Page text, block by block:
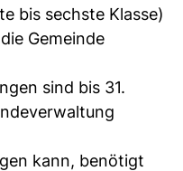
bis sechste Klasse)
Gemeinde
sind bis 31.
kann, benötigt